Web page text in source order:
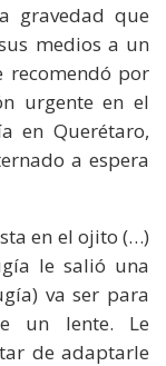
gravedad que
medios a un
recomendó por
urgente en el
en Querétaro,
a espera
en el ojito (…)
le salió una
va ser para
un lente. Le
de adaptarle